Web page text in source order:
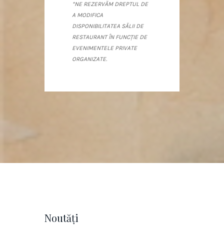
*NE REZERVĂM DREPTUL DE
A MODIFICA
DISPONIBILITATEA SĂLII DE
RESTAURANT ÎN FUNCŢIE DE
EVENIMENTELE PRIVATE
ORGANIZATE.
Noutăţi